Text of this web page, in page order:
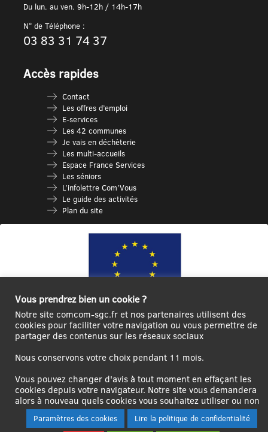
Du lun. au ven. 9h-12h / 14h-17h
N° de Téléphone :
03 83 31 74 37
Accès rapides
Contact
Les offres d’emploi
E-services
Les 42 communes
Je vais en déchèterie
Les multi-accueils
Espace France Services
Les séniors
L’infolettre Com’Vous
Le guide des activités
Plan du site
Ce site internet a été cofinancé par l’Union européenne avec le Fonds
Européen de Développement Régional à hauteur de 12 572€
déconnecter
Créer un
utilisateur
Contact
Plan
site
Vous prendrez bien un cookie ?
Notre site comcom-sgc.fr et nos partenaires utilisent des
cookies pour faciliter votre navigation ou vous permettre de
partager des contenus sur les réseaux sociaux
Nous conservons votre choix pendant 11 mois.
Vous pouvez changer d'avis à tout moment en effaçant les
cookies depuis votre navigateur. Notre site vous demandera
alors à nouveau quels cookies vous souhaitez utiliser ou non
Paramètres des cookies Lire la politique de confidentialité